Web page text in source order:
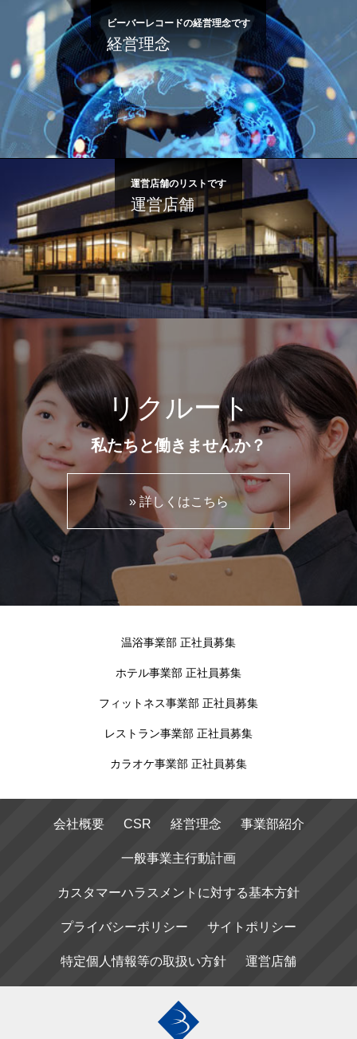
ビーバーレコードの経営理念です
経営理念
運営店舗のリストです
運営店舗
リクルート
私たちと働きませんか？
» 詳しくはこちら
温浴事業部 正社員募集
ホテル事業部 正社員募集
フィットネス事業部 正社員募集
レストラン事業部 正社員募集
カラオケ事業部 正社員募集
会社概要 CSR 経営理念 事業部紹介
一般事業主行動計画
カスタマーハラスメントに対する基本方針
プライバシーポリシー サイトポリシー
特定個人情報等の取扱い方針 運営店舗